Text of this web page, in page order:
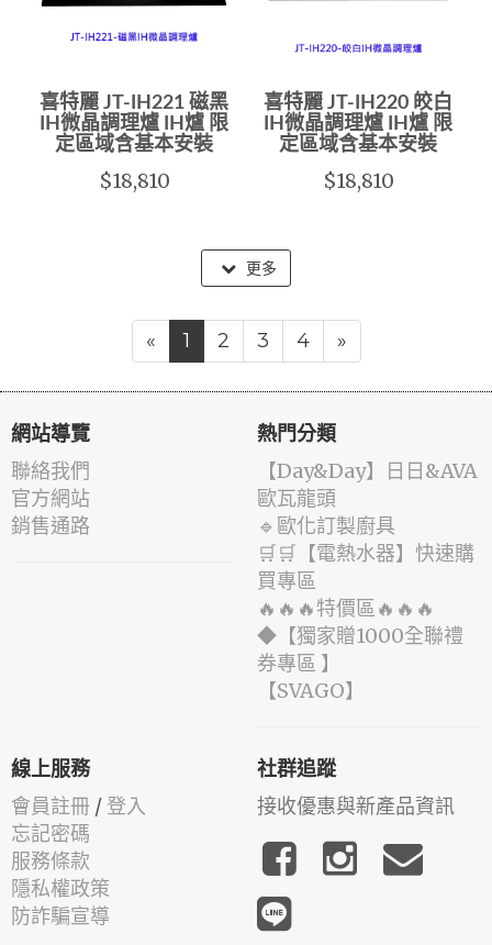
喜特麗 JT-IH221 磁黑
IH微晶調理爐 IH爐 限
定區域含基本安裝
$18,810
喜特麗 JT-IH220 皎白
IH微晶調理爐 IH爐 限
定區域含基本安裝
$18,810
更多
« 1 2 3 4 »
網站導覽
聯絡我們
官方網站
銷售通路
熱門分類
️【Day&Day】️日日&AVA
歐瓦龍頭
🔹歐化訂製廚具
🛒🛒【電熱水器】快速購
買專區
🔥🔥🔥特價區🔥🔥🔥
◆【獨家贈1000全聯禮
券專區 】
️【SVAGO】️
線上服務
會員註冊 / 登入
忘記密碼
服務條款
隱私權政策
防詐騙宣導
社群追蹤
接收優惠與新產品資訊